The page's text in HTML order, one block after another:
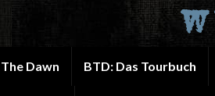
Dawn BTD: Das Tourbuch